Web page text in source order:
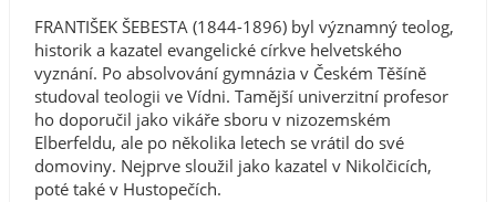
FRANTIŠEK ŠEBESTA (1844-1896) byl významný teolog,
historik a kazatel evangelické církve helvetského
vyznání. Po absolvování gymnázia v Českém Těšíně
studoval teologii ve Vídni. Tamější univerzitní profesor
ho doporučil jako vikáře sboru v nizozemském
Elberfeldu, ale po několika letech se vrátil do své
domoviny. Nejprve sloužil jako kazatel v Nikolčicích,
poté také v Hustopečích.